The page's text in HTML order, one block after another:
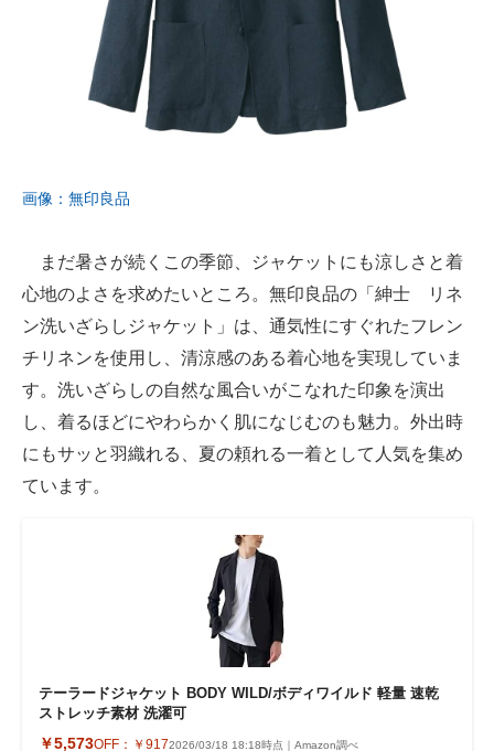
画像：無印良品
まだ暑さが続くこの季節、ジャケットにも涼しさと着
心地のよさを求めたいところ。無印良品の「紳士 リネ
ン洗いざらしジャケット」は、通気性にすぐれたフレン
チリネンを使用し、清涼感のある着心地を実現していま
す。洗いざらしの自然な風合いがこなれた印象を演出
し、着るほどにやわらかく肌になじむのも魅力。外出時
にもサッと羽織れる、夏の頼れる一着として人気を集め
ています。
テーラードジャケット BODY WILD/ボディワイルド 軽量 速乾
ストレッチ素材 洗濯可
￥5,573OFF： ￥9172026/03/18 18:18時点｜Amazon調べ